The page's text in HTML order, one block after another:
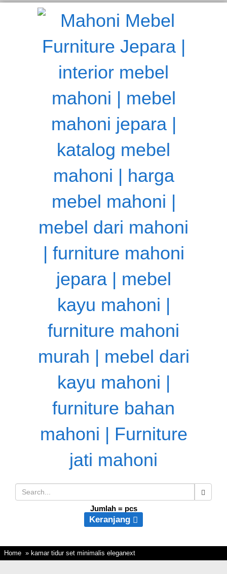
Jumlah = pcs
Keranjang
Home » kamar tidur set minimalis eleganext